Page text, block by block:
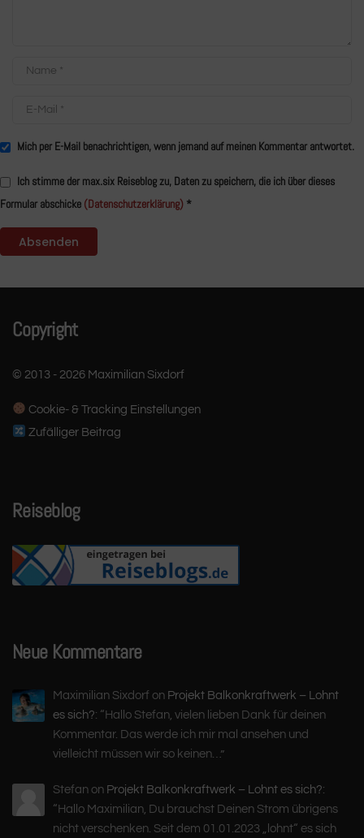
Mich per E-Mail benachrichtigen, wenn jemand auf meinen Kommentar antwortet.
Ich stimme der max.six Reiseblog zu, Daten zu speichern, die ich über dieses
Formular abschicke (Datenschutzerklärung) *
Copyright
© 2013 - 2026 Maximilian Sixdorf
Cookie- & Tracking Einstellungen
Zufälliger Beitrag
Reiseblog
Neue Kommentare
Maximilian Sixdorf on Projekt Balkonkraftwerk – Lohnt
es sich?: “ Hallo Stefan, vielen lieben Dank für deinen
Kommentar. Das werde ich mir mal ansehen und
vielleicht müssen wir so keinen… ”
Stefan on Projekt Balkonkraftwerk – Lohnt es sich?:
“ Hallo Maximilian, Du brauchst Deinen Strom übrigens
nicht verschenken. Seit dem 01.01.2023 „lohnt“ es sich